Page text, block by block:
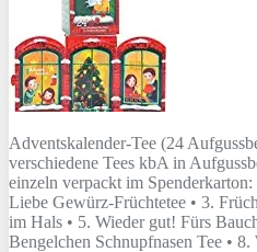
Adventskalender-Tee (24
verschiedene Tees kbA in
einzeln verpackt im
Liebe Gewürz-Früchtetee • 3.
im Hals • 5. Wieder gut! Fürs
Bengelchen Schnupfnasen Tee •